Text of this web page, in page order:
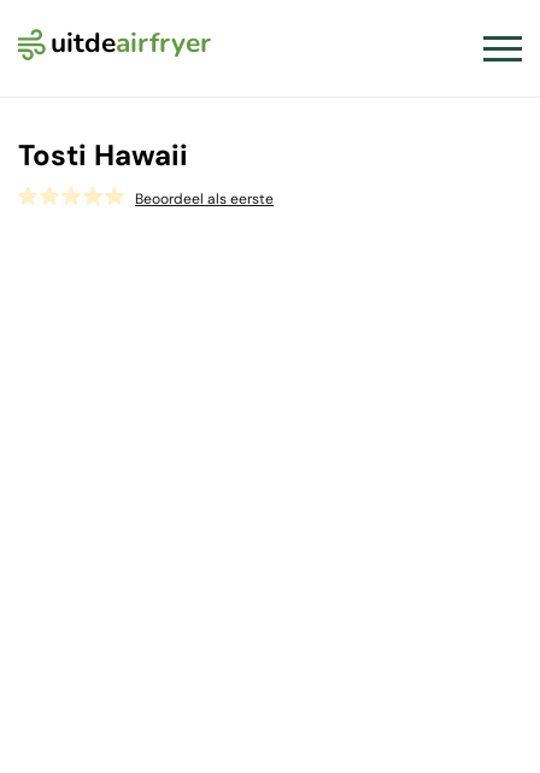
uitdeairfryerLogo Uit de Airfryer
Tosti Hawaii
Beoordeel als eerste